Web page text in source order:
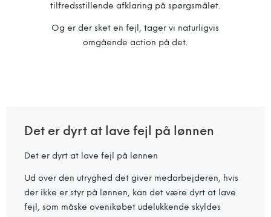
tilfredsstillende afklaring på spørgsmålet.
Og er der sket en fejl, tager vi naturligvis
omgående action på det.
Det er dyrt at lave fejl på lønnen
Det er dyrt at lave fejl på lønnen
Ud over den utryghed det giver medarbejderen, hvis
der ikke er styr på lønnen, kan det være dyrt at lave
fejl, som måske ovenikøbet udelukkende skyldes